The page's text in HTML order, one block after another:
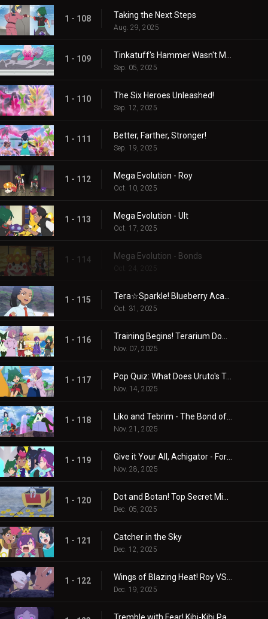
1 - 108 Taking the Next Steps
Aug. 29, 2025
1 - 109
Sep. 05, 2025
1 - 110 The Six Heroes Unleashed!
Sep. 12, 2025
1 - 111 Better, Farther, Stronger!
Sep. 19, 2025
1 - 112 Mega Evolution - Roy
Oct. 10, 2025
1 - 113 Mega Evolution - Ult
Oct. 17, 2025
1 - 114 Mega Evolution - Bonds
1 - 115
Oct. 31, 2025
1 - 116
Nov. 07, 2025
1 - 117 Pop Quiz: What Does Uruto's Training Involve?
Nov. 14, 2025
1 - 118
Nov. 21, 2025
1 - 119
Nov. 28, 2025
1 - 120
Dec. 05, 2025
1 - 121 Catcher in the Sky
Dec. 12, 2025
1 - 122
Dec. 19, 2025